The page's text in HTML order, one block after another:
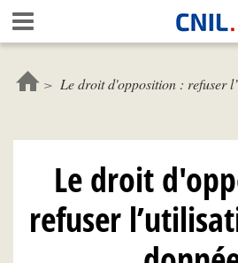
Aller
au
contenu
principal
Le droit d'opposition : refuser
Le droit
refuser
Gestion de vos préférences sur les